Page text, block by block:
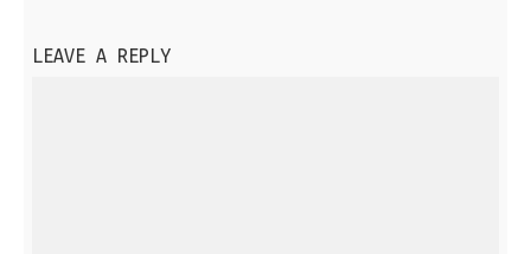
LEAVE A REPLY